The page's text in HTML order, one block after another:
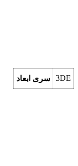
سری ابعاد 3DE